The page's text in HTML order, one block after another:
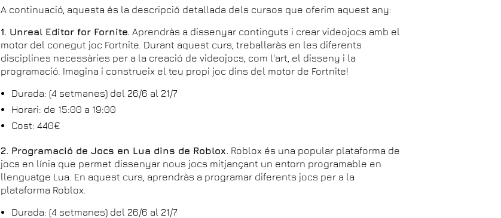
A continuació, aquesta és la descripció detallada dels cursos que oferim aquest any:
1. Unreal Editor for Fornite. Aprendràs a dissenyar continguts i crear videojocs amb el
motor del conegut joc Fortnite. Durant aquest curs, treballaràs en les diferents
disciplines necessàries per a la creació de videojocs, com l'art, el disseny i la
programació. Imagina i construeix el teu propi joc dins del motor de Fortnite!
Durada: (4 setmanes) del 26/6 al 21/7
Horari: de 15:00 a 19:00
Cost: 440€
2. Programació de Jocs en Lua dins de Roblox. Roblox és una popular plataforma de
jocs en línia que permet dissenyar nous jocs mitjançant un entorn programable en
llenguatge Lua. En aquest curs, aprendràs a programar diferents jocs per a la
plataforma Roblox.
Durada: (4 setmanes) del 26/6 al 21/7